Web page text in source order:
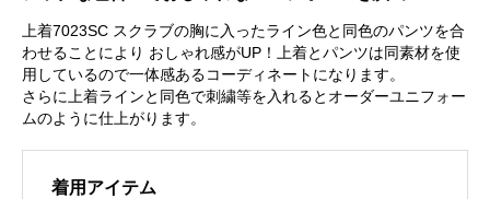
上着7023SC スクラブの胸に入ったライン色と同色のパンツを合
わせることにより おしゃれ感がUP！上着とパンツは同素材を使
用しているので一体感あるコーディネートになります。
さらに上着ラインと同色で刺繍等を入れるとオーダーユニフォー
ムのように仕上がります。
着用アイテム